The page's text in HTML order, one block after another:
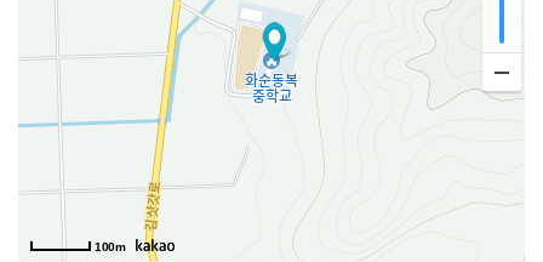
100m